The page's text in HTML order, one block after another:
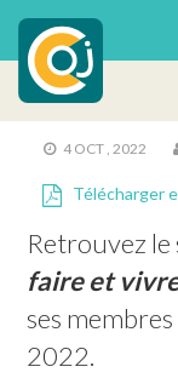
AGENDA
Fabrik
4 OCT , 2022
Télécharger
Retrouvez le
faire et
ses
2022.